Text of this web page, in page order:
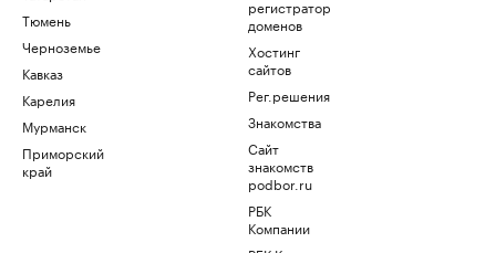
Тюмень
Черноземье
Кавказ
Карелия
Мурманск
Приморский
край
регистратор
доменов
Хостинг
сайтов
Рег.решения
Знакомства
Сайт
знакомств
podbor.ru
РБК
Компании